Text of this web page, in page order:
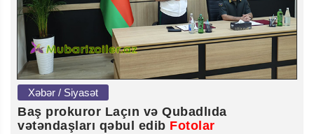
Xəbər / Siyasət
Baş prokuror Laçın və Qubadlıda
vətəndaşları qəbul edib Fotolar